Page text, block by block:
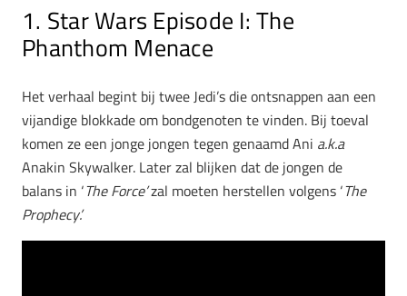
1. Star Wars Episode I: The
Phanthom Menace
Het verhaal begint bij twee Jedi’s die ontsnappen aan een
vijandige blokkade om bondgenoten te vinden. Bij toeval
komen ze een jonge jongen tegen genaamd Ani a.k.a
Anakin Skywalker. Later zal blijken dat de jongen de
balans in ‘The Force’zal moeten herstellen volgens ‘The
Prophecy’.